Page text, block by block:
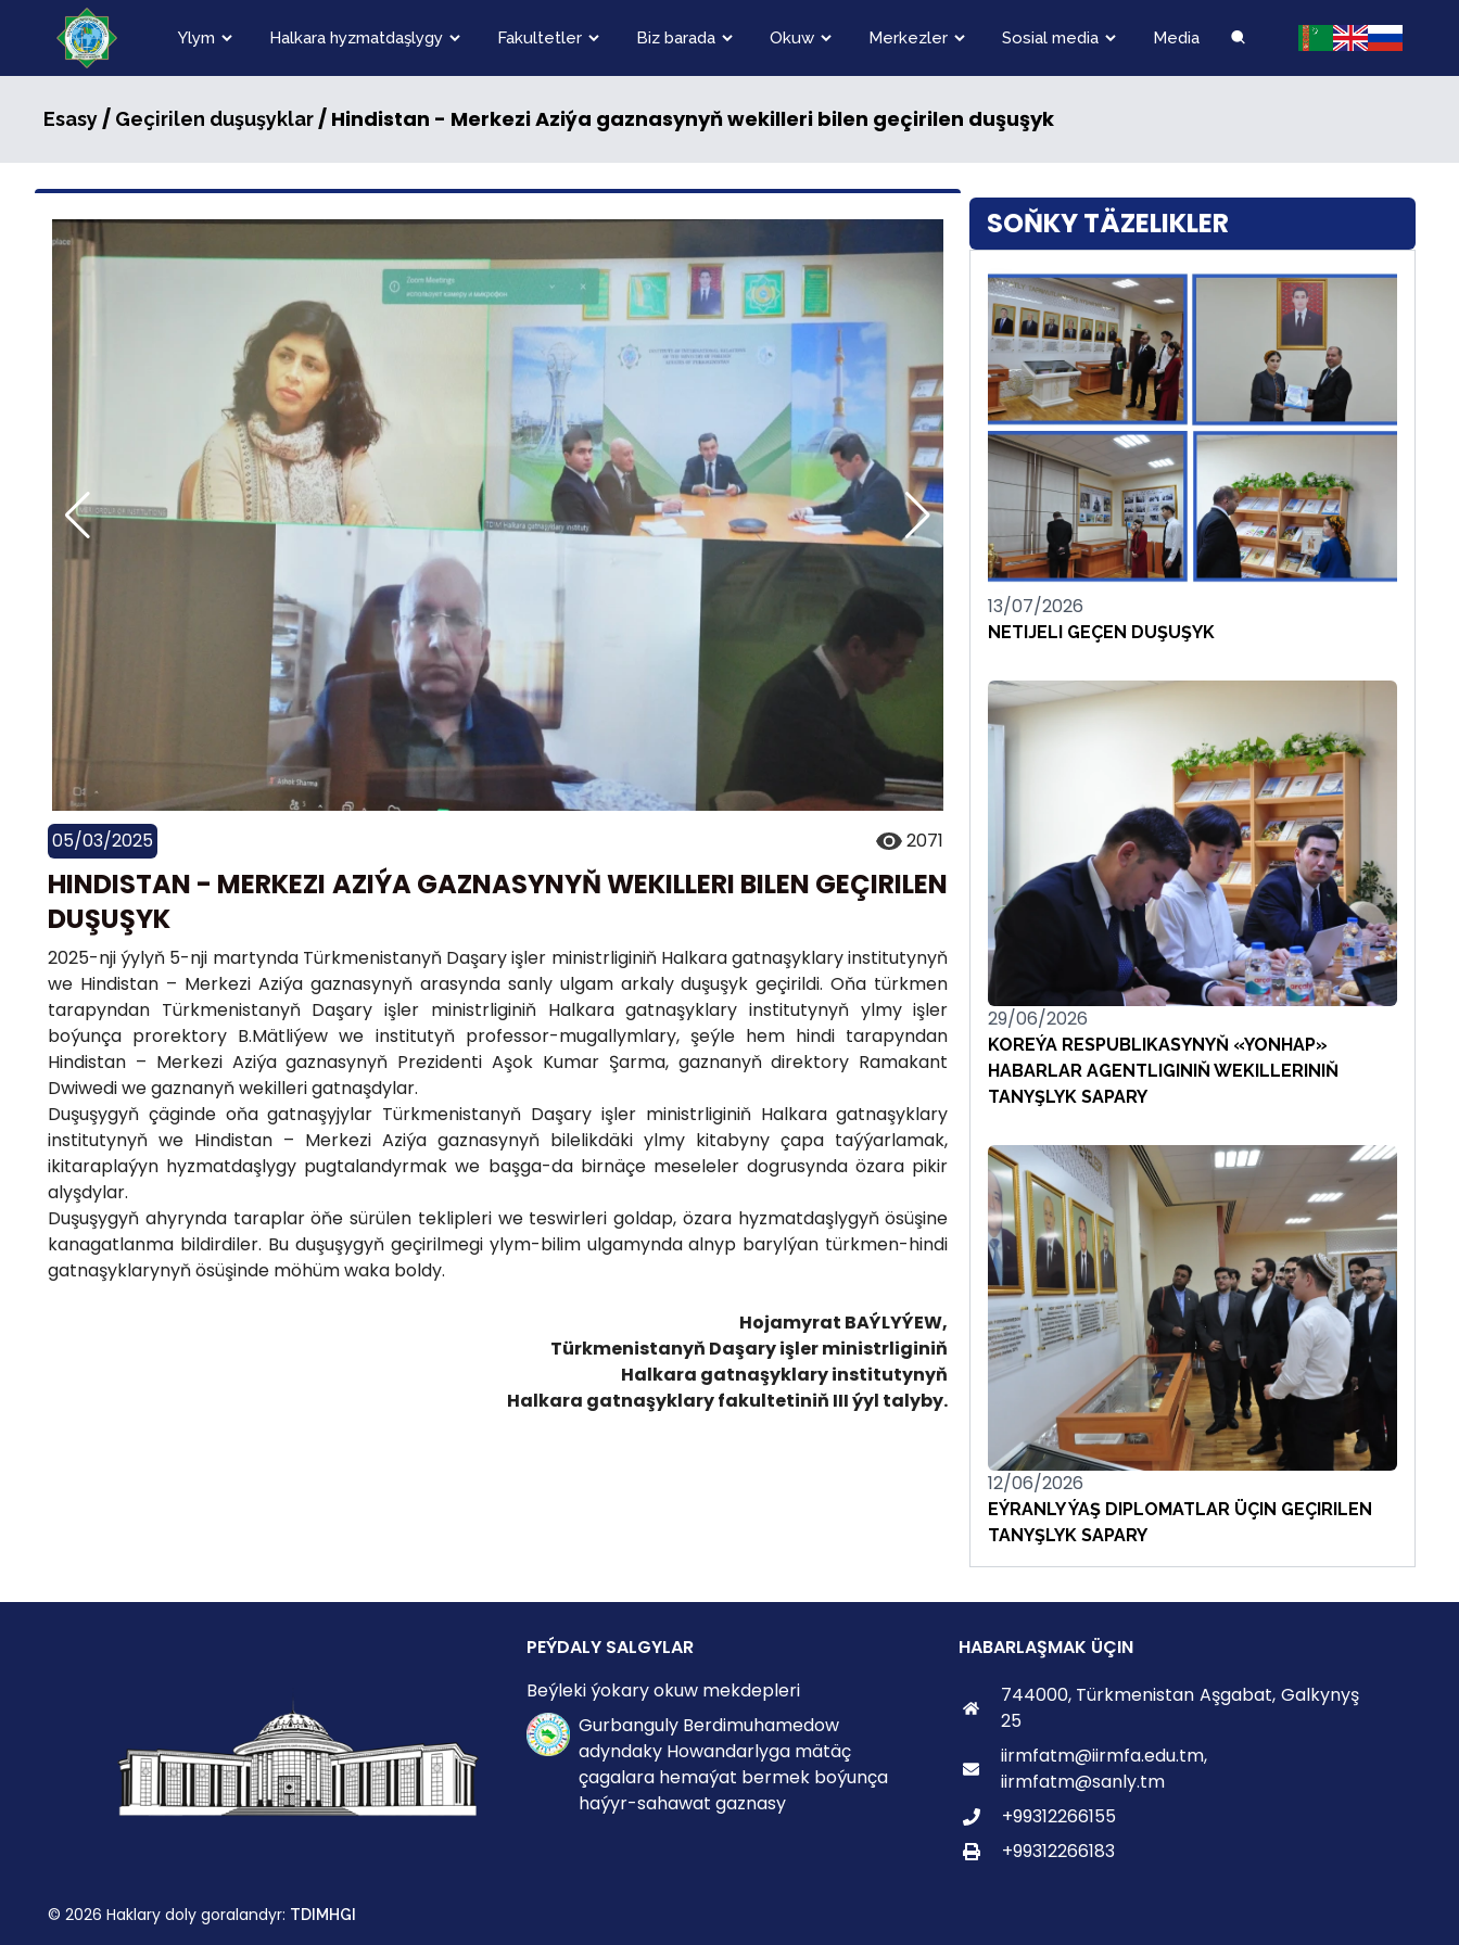
Ylym Halkara hyzmatdaşlygy Fakultetler Biz barada Okuw Merkezler Sosial media Media
Esasy/ Geçirilen duşuşyklar/ Hindistan - Merkezi Aziýa gaznasynyň wekilleri bilen geçirilen duşuşyk
05/03/2025 2071
HINDISTAN - MERKEZI AZIÝA GAZNASYNYŇ WEKILLERI BILEN GEÇIRILEN
DUŞUŞYK
2025-nji ýylyň 5-nji martynda Türkmenistanyň Daşary işler ministrliginiň Halkara gatnaşyklary institutynyň
we Hindistan – Merkezi Aziýa gaznasynyň arasynda sanly ulgam arkaly duşuşyk geçirildi. Oňa türkmen
tarapyndan Türkmenistanyň Daşary işler ministrliginiň Halkara gatnaşyklary institutynyň ylmy işler
boýunça prorektory B.Mätliýew we institutyň professor-mugallymlary, şeýle hem hindi tarapyndan
Hindistan – Merkezi Aziýa gaznasynyň Prezidenti Aşok Kumar Şarma, gaznanyň direktory Ramakant
Dwiwedi we gaznanyň wekilleri gatnaşdylar.
Duşuşygyň çäginde oňa gatnaşyjylar Türkmenistanyň Daşary işler ministrliginiň Halkara gatnaşyklary
institutynyň we Hindistan – Merkezi Aziýa gaznasynyň bilelikdäki ylmy kitabyny çapa taýýarlamak,
ikitaraplaýyn hyzmatdaşlygy pugtalandyrmak we başga-da birnäçe meseleler dogrusynda özara pikir
alyşdylar.
Duşuşygyň ahyrynda taraplar öňe sürülen teklipleri we teswirleri goldap, özara hyzmatdaşlygyň ösüşine
kanagatlanma bildirdiler. Bu duşuşygyň geçirilmegi ylym-bilim ulgamynda alnyp barylýan türkmen-hindi
gatnaşyklarynyň ösüşinde möhüm waka boldy.
Hojamyrat BAÝLYÝEW,
Türkmenistanyň Daşary işler ministrliginiň
Halkara gatnaşyklary institutynyň
Halkara gatnaşyklary fakultetiniň III ýyl talyby.
SOŇKY TÄZELIKLER
13/07/2026
NETIJELI GEÇEN DUŞUŞYK
29/06/2026
KOREÝA RESPUBLIKASYNYŇ «YONHAP»
HABARLAR AGENTLIGINIŇ WEKILLERINIŇ
TANYŞLYK SAPARY
12/06/2026
EÝRANLY ÝAŞ DIPLOMATLAR ÜÇIN GEÇIRILEN
TANYŞLYK SAPARY
PEÝDALY SALGYLAR
Beýleki ýokary okuw mekdepleri
Gurbanguly Berdimuhamedow
adyndaky Howandarlyga mätäç
çagalara hemaýat bermek boýunça
haýyr-sahawat gaznasy
HABARLAŞMAK ÜÇIN
744000, Türkmenistan Aşgabat, Galkynyş
25
iirmfatm@iirmfa.edu.tm,
iirmfatm@sanly.tm
+99312266155
+99312266183
© 2026 Haklary doly goralandyr: TDIMHGI